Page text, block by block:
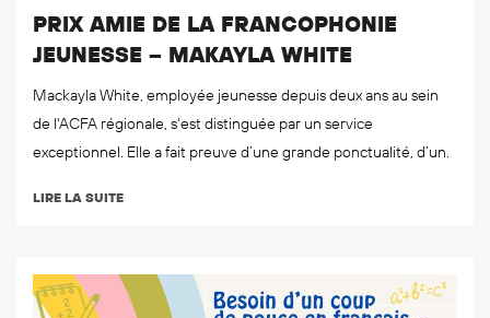
PRIX AMIE DE LA FRANCOPHONIE
JEUNESSE – MAKAYLA WHITE
Mackayla White, employée jeunesse depuis deux ans au sein
de l'ACFA régionale, s'est distinguée par un service
exceptionnel. Elle a fait preuve d’une grande ponctualité, d’un.
LIRE LA SUITE